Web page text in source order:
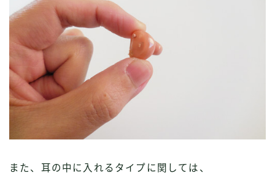
また、耳の中に入れるタイプに関しては、